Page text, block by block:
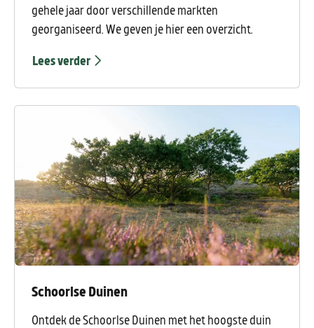
gehele jaar door verschillende markten
georganiseerd. We geven je hier een overzicht.
Lees verder
Schoorlse Duinen
Ontdek de Schoorlse Duinen met het hoogste duin